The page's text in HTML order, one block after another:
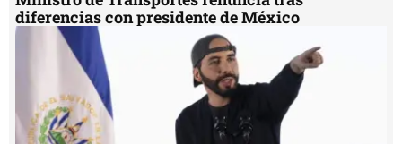
diferencias con presidente de México